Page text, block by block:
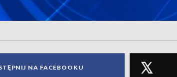
NA FACEBOOKU